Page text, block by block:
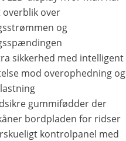
overblik over
og
sikkerhed med intelligent
mod overophedning og
gummifødder der
bordpladen for ridser
kontrolpanel med